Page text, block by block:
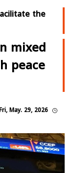
the
mixed
peace